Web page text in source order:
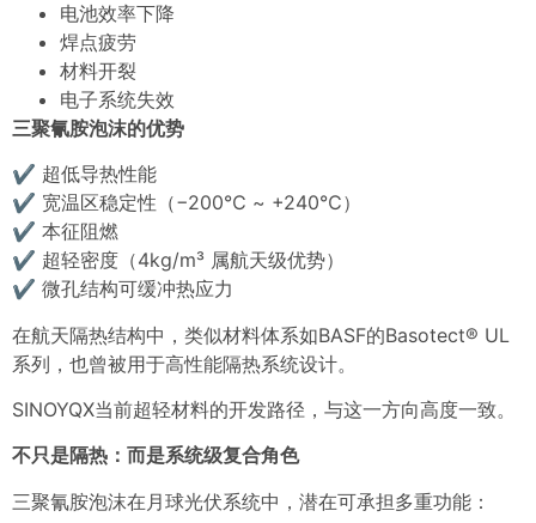
电池效率下降
焊点疲劳
材料开裂
电子系统失效
三聚氰胺泡沫的优势
✔ 超低导热性能
✔ 宽温区稳定性（−200℃ ~ +240℃）
✔ 本征阻燃
✔ 超轻密度（4kg/m³ 属航天级优势）
✔ 微孔结构可缓冲热应力
在航天隔热结构中，类似材料体系如BASF的Basotect® UL
系列，也曾被用于高性能隔热系统设计。
SINOYQX当前超轻材料的开发路径，与这一方向高度一致。
不只是隔热：而是系统级复合角色
三聚氰胺泡沫在月球光伏系统中，潜在可承担多重功能：